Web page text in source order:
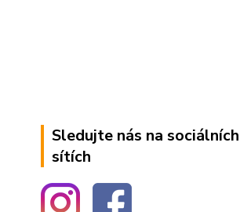
Sledujte nás na sociálních
sítích